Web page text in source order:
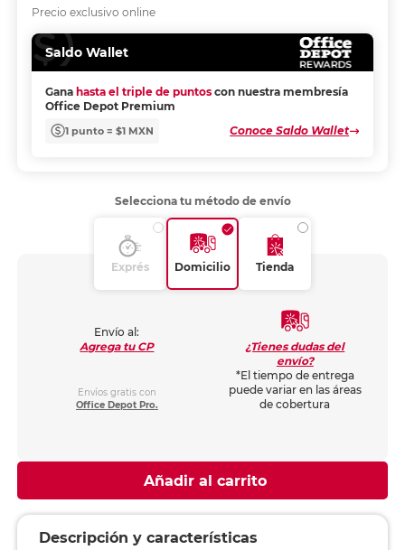
Precio exclusivo online
Saldo Wallet
Gana hasta el triple de puntos con nuestra membresía
Office Depot Premium
1 punto = $1 MXN Conoce Saldo Wallet
Selecciona tu método de envío
Exprés Domicilio Tienda
Envío al:
Agrega tu CP
Envíos gratis con
Office Depot Pro.
¿Tienes dudas del
envío?
*El tiempo de entrega
puede variar en las áreas
de cobertura
Añadir al carrito
Descripción y características